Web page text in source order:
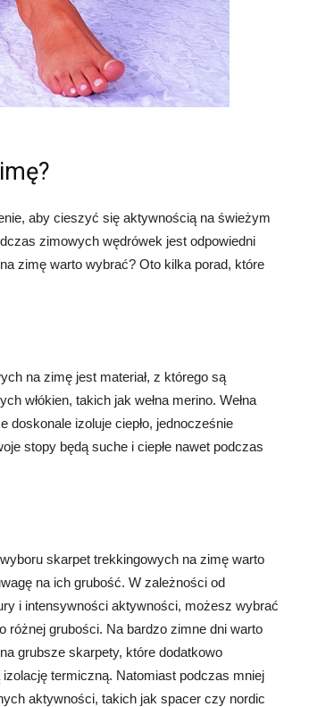
aby cieszyć się aktywnością na świeżym
zimowych wędrówek jest odpowiedni
zimę warto wybrać? Oto kilka porad, które
na zimę jest materiał, z którego są
włókien, takich jak wełna merino. Wełna
izoluje ciepło, jednocześnie
stopy będą suche i ciepłe nawet podczas
skarpet trekkingowych na zimę warto
na ich grubość. W zależności od
i intensywności aktywności, możesz wybrać
różnej grubości. Na bardzo zimne dni warto
grubsze skarpety, które dodatkowo
izolację termiczną. Natomiast podczas mniej
aktywności, takich jak spacer czy nordic